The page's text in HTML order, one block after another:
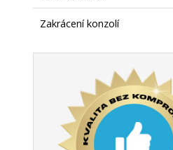
Zakrácení konzolí